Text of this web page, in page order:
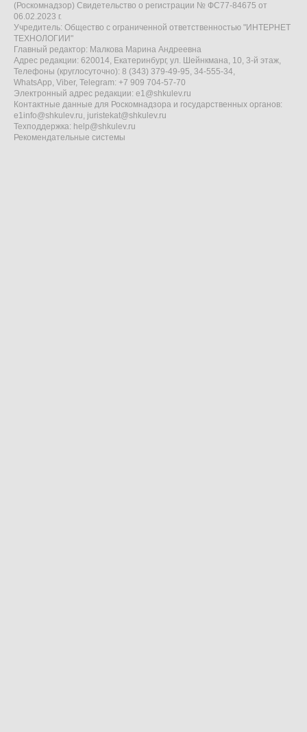
(Роскомнадзор) Свидетельство о регистрации № ФС77-84675 от
06.02.2023 г.
Учредитель: Общество с ограниченной ответственностью "ИНТЕРНЕТ
ТЕХНОЛОГИИ"
Главный редактор: Малкова Марина Андреевна
Адрес редакции: 620014, Екатеринбург, ул. Шейнкмана, 10, 3-й этаж,
Телефоны (круглосуточно): 8 (343) 379-49-95, 34-555-34,
WhatsApp, Viber, Telegram: +7 909 704-57-70
Электронный адрес редакции: e1@shkulev.ru
Контактные данные для Роскомнадзора и государственных органов:
e1info@shkulev.ru, juristekat@shkulev.ru
Техподдержка: help@shkulev.ru
Рекомендательные системы